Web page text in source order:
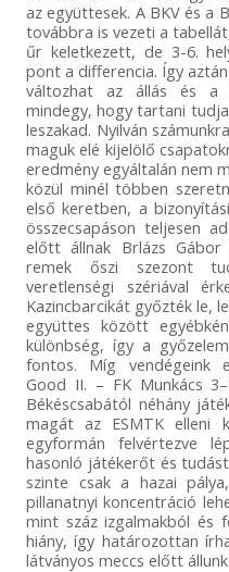
az együttesek. A BKV és a
továbbra is vezeti a
űr keletkezett, de 3-6.
pont a differencia. Így
változhat az állás és a
mindegy, hogy tartani
leszakad. Nyilván
maguk elé kijelölő
eredmény egyáltalán nem
közül minél többen
első keretben, a
összecsapáson teljesen
előtt állnak Brlázs Gábor
remek őszi szezont
veretlenségi szériával
Kazincbarcikát győzték le,
együttes között
különbség, így a
fontos. Míg vendégeink
Good II. – FK Munkács
Békéscsabától néhány
magát az ESMTK elleni
egyformán felvértezve
hasonló játékerőt és
szinte csak a hazai
pillanatnyi koncentráció
mint száz izgalmakból és
hiány, így határozottan
látványos meccs előtt állunk.